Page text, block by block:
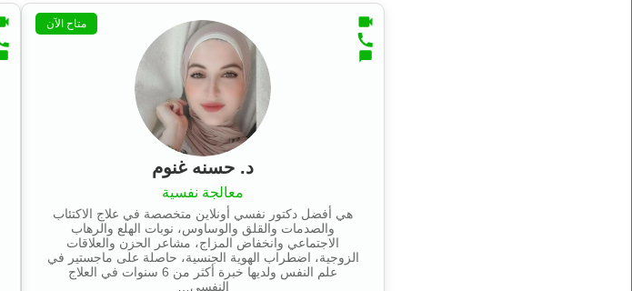
متاح الآن
د. حسنه غنوم
معالجة نفسية
هي أفضل دكتور نفسي أونلاين متخصصة في علاج الاكتئاب
والصدمات والقلق والوساوس، نوبات الهلع والرهاب
الاجتماعي وانخفاض المزاج، مشاعر الحزن والعلاقات
الزوجية، اضطراب الهوية الجنسية، حاصلة على ماجستير في
علم النفس ولديها خبرة أكثر من 6 سنوات في العلاج
النفسي…